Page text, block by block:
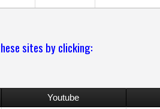
sites by clicking:
Youtube